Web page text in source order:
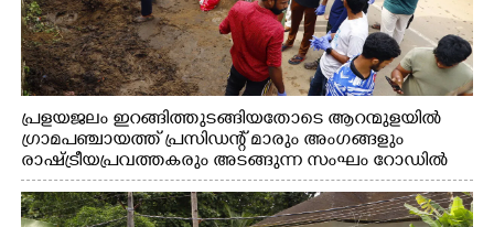
പ്രളയജലം ഇറങ്ങിത്തുടങ്ങിയതോടെ ആറന്മുളയിൽ
ഗ്രാമപഞ്ചായത്ത് പ്രസിഡന്റ് മാരും അംഗങ്ങളും
രാഷ്ട്രീയപ്രവത്തകരും അടങ്ങുന്ന സംഘം റോഡിൽ
അടിഞ്ഞ് കൂടിയ ചെളിയും മണ്ണും മറ്റ് മാലിന്യങ്ങളും
നീക്കം ചെയ്യുന്നു.